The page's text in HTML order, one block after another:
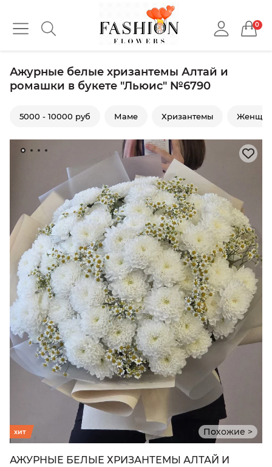
0
Ажурные белые хризантемы Алтай и
ромашки в букете "Льюис" №6790
5000 - 10000 руб Маме Хризантемы
Похожие >
хит
АЖУРНЫЕ БЕЛЫЕ ХРИЗАНТЕМЫ АЛТАЙ И